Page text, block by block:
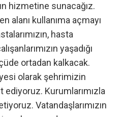
hizmetine sunacağız.
alanı kullanıma açmayı
hasta
yaşadığı
ortadan kalkacak.
olarak şehrimizin
ediyoruz. Kurumlarımızla
Vatandaşlarımızın